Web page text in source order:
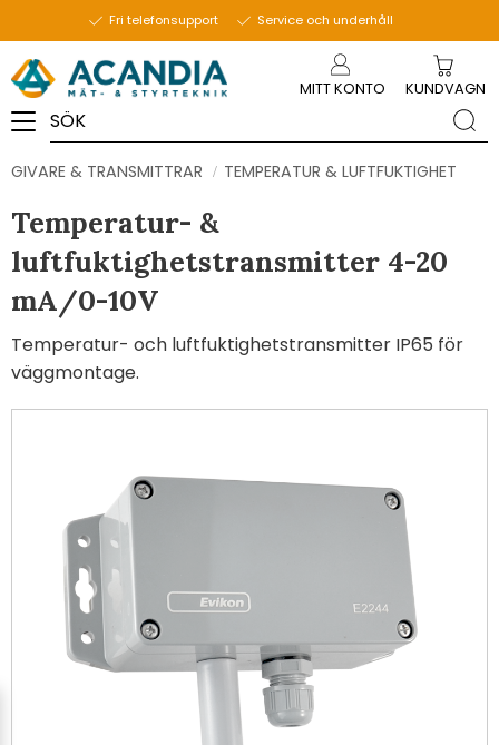
Fri telefonsupport Service och underhåll
MITT KONTO KUNDVAGN
GIVARE & TRANSMITTRAR TEMPERATUR & LUFTFUKTIGHET
Temperatur- &
luftfuktighetstransmitter​ 4-20
mA/0-10V
Temperatur- och luftfuktighetstransmitter IP65 för
väggmontage.